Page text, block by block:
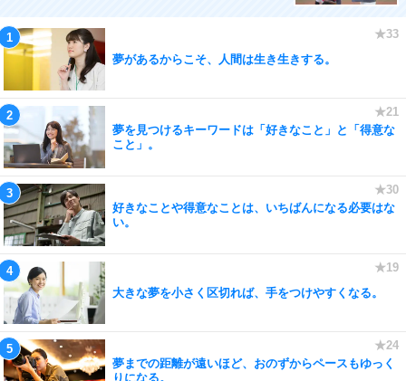
夢があるからこそ、人間は生き生きする。
夢を見つけるキーワードは「好きなこと」と「得意な
こと」。
好きなことや得意なことは、いちばんになる必要はな
い。
大きな夢を小さく区切れば、手をつけやすくなる。
夢までの距離が遠いほど、おのずからペースもゆっく
りになる。